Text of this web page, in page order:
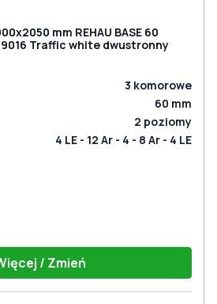
mm REHAU BASE 60
9016 Traffic white dwustronny
3 komorowe
60 mm
2 poziomy
4 LE - 12 Ar - 4 - 8 Ar - 4 LE
/ Zmień